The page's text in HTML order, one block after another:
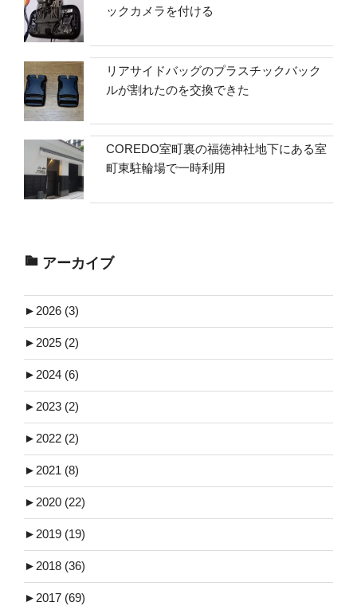
ックカメラを付ける
リアサイドバッグのプラスチックバック
ルが割れたのを交換できた
COREDO室町裏の福徳神社地下にある室
町東駐輪場で一時利用
アーカイブ
►2026 (3)
►2025 (2)
►2024 (6)
►2023 (2)
►2022 (2)
►2021 (8)
►2020 (22)
►2019 (19)
►2018 (36)
►2017 (69)